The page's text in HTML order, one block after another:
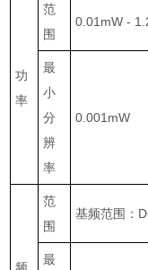
功
率
范
围
0.01mW -
最
小
分
辨
率
0.001mW
范
围
基频范围：
最